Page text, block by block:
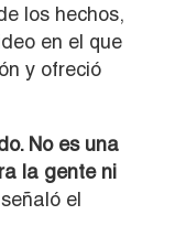
los hechos,
en el que
y ofreció
No es una
la gente ni
señaló el